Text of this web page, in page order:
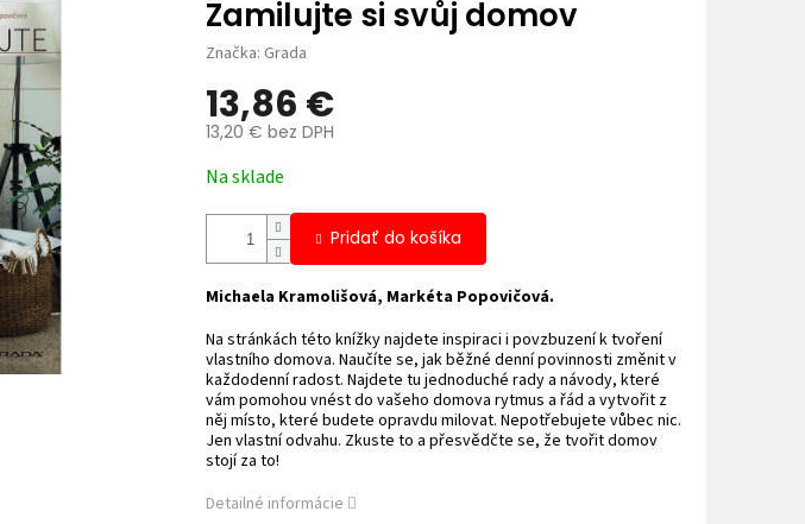
Zamilujte si svůj domov
Značka: Grada
13,86 €
13,20 € bez DPH
cena:
Na sklade
Pridať do košíka
Michaela Kramolišová, Markéta Popovičová.
Na stránkách této knížky najdete inspiraci i povzbuzení k tvoření
vlastního domova. Naučíte se, jak běžné denní povinnosti změnit v
každodenní radost. Najdete tu jednoduché rady a návody, které
vám pomohou vnést do vašeho domova rytmus a řád a vytvořit z
něj místo, které budete opravdu milovat. Nepotřebujete vůbec nic.
Jen vlastní odvahu. Zkuste to a přesvědčte se, že tvořit domov
stojí za to!
Detailné informácie